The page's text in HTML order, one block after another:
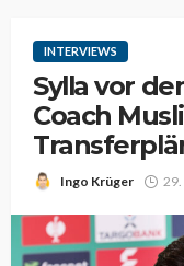
INTERVIEWS
Sylla vor
Coach
Ingo Krüger 29.